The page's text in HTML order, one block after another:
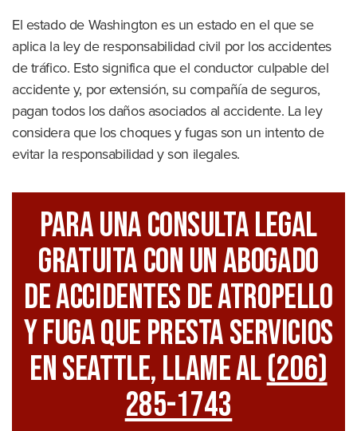
El estado de Washington es un estado en el que se
aplica la ley de responsabilidad civil por los accidentes
de tráfico. Esto significa que el conductor culpable del
accidente y, por extensión, su compañía de seguros,
pagan todos los daños asociados al accidente. La ley
considera que los choques y fugas son un intento de
evitar la responsabilidad y son ilegales.
Para Una Consulta Legal
GRATUITA Con Un Abogado
De Accidentes De Atropello
Y Fuga Que Presta Servicios
En Seattle, Llame Al(206)
285-1743